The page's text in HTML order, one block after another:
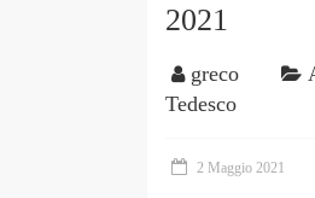
2021
greco
Tedesco
2 Maggio 2021